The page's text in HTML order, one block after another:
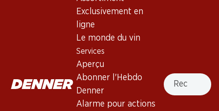
Exclusivement en
ligne
Le monde du vin
Services
Aperçu
Abonner l'Hebdo
Denner
Alarme pour actions
Recherche
Séduction Cabernet/Syrah
Pays d’Oc IGP
JP. Chenet Cabernet/Syrah